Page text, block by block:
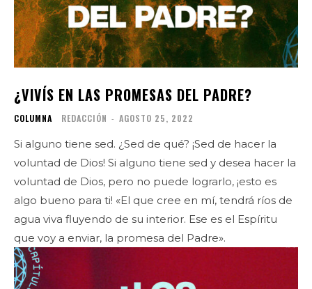
¿VIVÍS EN LAS PROMESAS DEL PADRE?
COLUMNA REDACCIÓN - AGOSTO 25, 2022
Si alguno tiene sed. ¿Sed de qué? ¡Sed de hacer la
voluntad de Dios! Si alguno tiene sed y desea hacer la
voluntad de Dios, pero no puede lograrlo, ¡esto es
algo bueno para ti! «El que cree en mí, tendrá ríos de
agua viva fluyendo de su interior. Ese es el Espíritu
que voy a enviar, la promesa del Padre».